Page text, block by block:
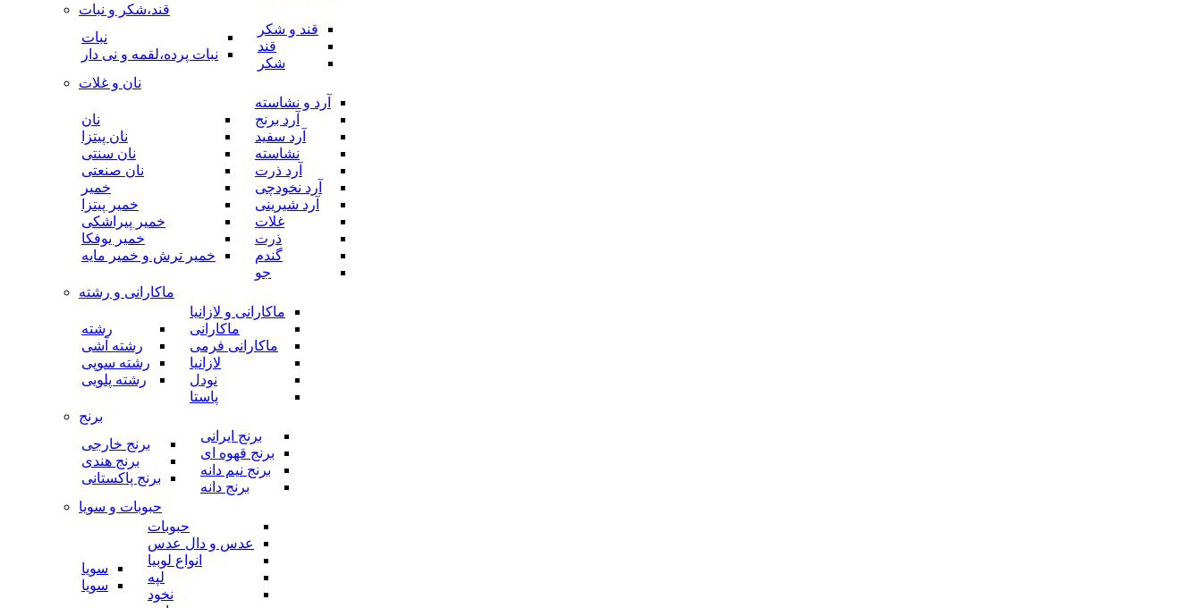
قند،شکر و نبات
قند و شکر
قند
شکر
نبات
نبات پرده،لقمه و نی دار
نان و غلات
آرد و نشاسته
آرد برنج
آرد سفید
نشاسته
آرد ذرت
آرد نخودچی
آرد شیرینی
غلات
ذرت
گندم
جو
نان
نان پیتزا
نان سنتی
نان صنعتی
خمیر
خمیر پیتزا
خمیر پیراشکی
خمیر یوفکا
خمیر ترش و خمیر مایه
ماکارانی و رشته
ماکارانی و لازانیا
ماکارانی
ماکارانی فرمی
لازانیا
نودل
پاستا
رشته
رشته آشی
رشته سوپی
رشته پلویی
برنج
برنج ایرانی
برنج قهوه ای
برنج نیم دانه
برنج دانه
برنج خارجی
برنج هندی
برنج پاکستانی
حبوبات و سویا
حبوبات
عدس و دال عدس
انواع لوبیا
لپه
نخود
سویا
سویا